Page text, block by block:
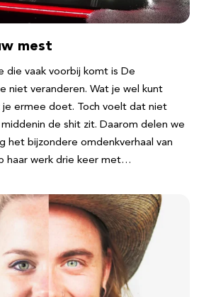
mest
die vaak voorbij komt is De
niet veranderen. Wat je wel kunt
je ermee doet. Toch voelt dat niet
de shit zit. Daarom delen we
het bijzondere omdenkverhaal van
haar werk drie keer met…